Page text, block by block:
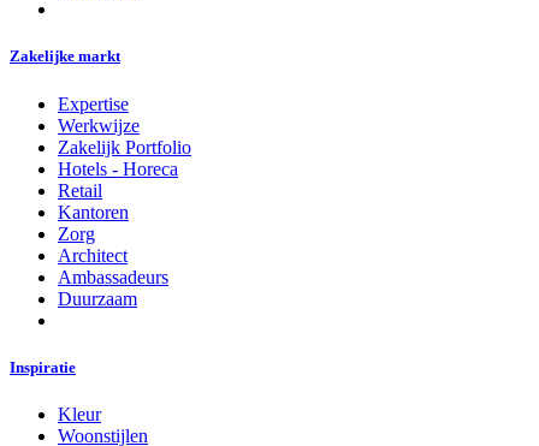
Zakelijke markt
Expertise
Werkwijze
Zakelijk Portfolio
Hotels - Horeca
Retail
Kantoren
Zorg
Architect
Ambassadeurs
Duurzaam
Inspiratie
Kleur
Woonstijlen